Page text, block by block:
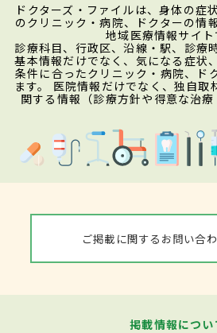
ドクターズ・ファイルは、身体の症
のクリニック・病院、ドクターの情
地域医療情報サイト
診療科目、行政区、沿線・駅、診療
基本情報だけでなく、気になる症状
条件に合ったクリニック・病院、ド
ます。 医院情報だけでなく、独自取
関する情報（診療方針や得意な治療
ご掲載に関するお問い合
掲載情報につい